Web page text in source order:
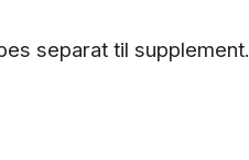
separat til supplement.